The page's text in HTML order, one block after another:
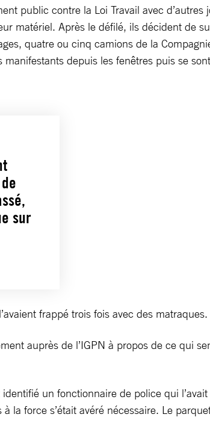
public contre la Loi Travail avec
matériel. Après le défilé, ils décident de
quatre ou cinq camions de la
depuis les fenêtres puis se
sur
frappé trois fois avec des matraques.
auprès de l’IGPN à propos de ce qui
un fonctionnaire de police qui
la force s’était avéré nécessaire. Le